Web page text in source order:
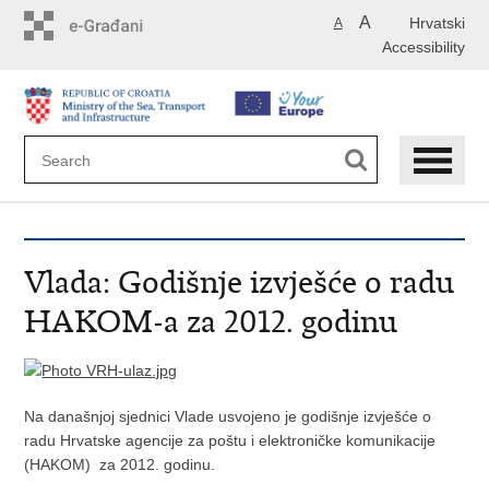
Hrvatski
A A
Accessibility
Vlada: Godišnje izvješće o radu
HAKOM-a za 2012. godinu
Na današnjoj sjednici Vlade usvojeno je godišnje izvješće o
radu Hrvatske agencije za poštu i elektroničke komunikacije
(HAKOM) za 2012. godinu.